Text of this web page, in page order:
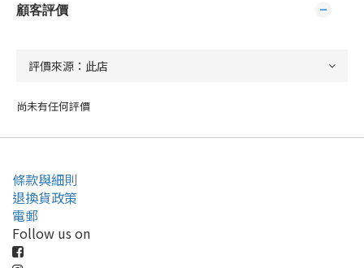
顧客評價
尚未有任何評價
條款與細則
退換貨政策
電郵
Follow us on